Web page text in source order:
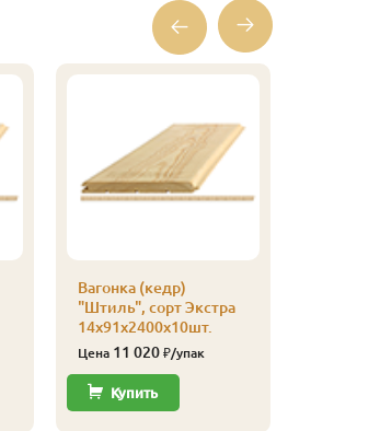
Вагонка (кедр)
"Штиль", сорт Экстра
14х91х2400х10шт.
Цена 11 020₽/упак
Купить